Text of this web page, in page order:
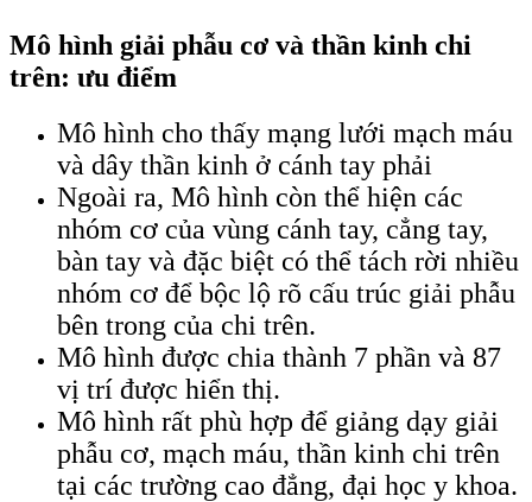
Mô hình giải phẫu cơ và thần kinh chi
trên: ưu điểm
Mô hình cho thấy mạng lưới mạch máu
và dây thần kinh ở cánh tay phải
Ngoài ra, Mô hình còn thể hiện các
nhóm cơ của vùng cánh tay, cẳng tay,
bàn tay và đặc biệt có thể tách rời nhiều
nhóm cơ để bộc lộ rõ cấu trúc giải phẫu
bên trong của chi trên.
Mô hình được chia thành 7 phần và 87
vị trí được hiển thị.
Mô hình rất phù hợp để giảng dạy giải
phẫu cơ, mạch máu, thần kinh chi trên
tại các trường cao đẳng, đại học y khoa.